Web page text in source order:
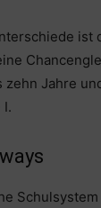
ist
zehn Jahre
I.